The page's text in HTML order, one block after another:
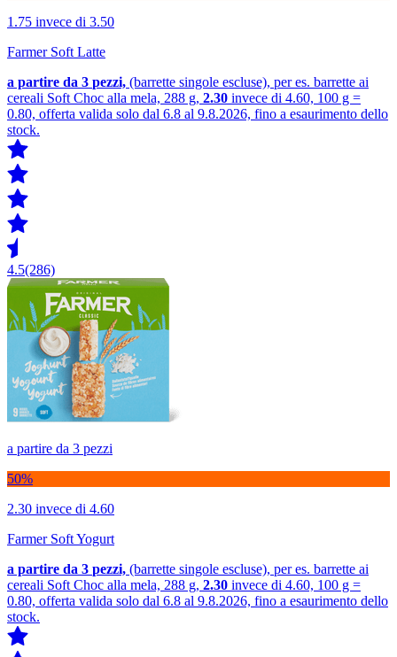
1.75 invece di 3.50
Farmer Soft Latte
a partire da 3 pezzi, (barrette singole escluse), per es. barrette ai
cereali Soft Choc alla mela, 288 g, 2.30 invece di 4.60, 100 g =
0.80, offerta valida solo dal 6.8 al 9.8.2026, fino a esaurimento dello
stock.
4.5(286)
a partire da 3 pezzi
50%
2.30 invece di 4.60
Farmer Soft Yogurt
a partire da 3 pezzi, (barrette singole escluse), per es. barrette ai
cereali Soft Choc alla mela, 288 g, 2.30 invece di 4.60, 100 g =
0.80, offerta valida solo dal 6.8 al 9.8.2026, fino a esaurimento dello
stock.